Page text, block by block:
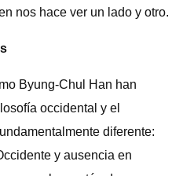
nos hace ver un lado y otro.
Byung-Chul Han han
occidental y el
diferente:
y ausencia en